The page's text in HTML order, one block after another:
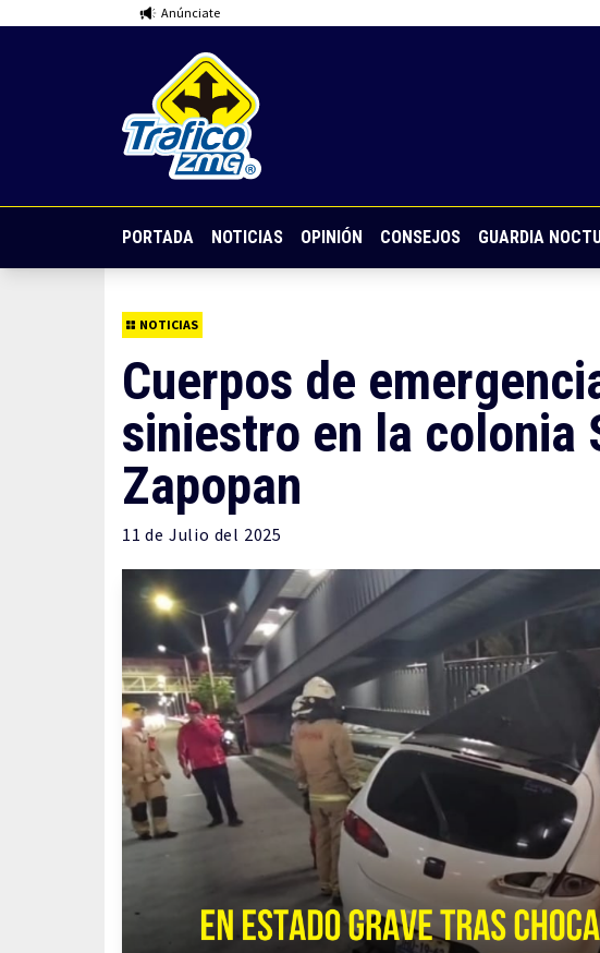
Anúnciate
PORTADA NOTICIAS OPINIÓN CONSEJOS GUARDIA
NOTICIAS
Cuerpos de
siniestro en la colonia
Zapopan
11 de Julio del 2025